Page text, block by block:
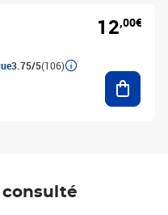
3.75/5(106)
12,00€
consulté